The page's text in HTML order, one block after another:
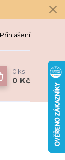
Přihlášení
0 ks
0 Kč